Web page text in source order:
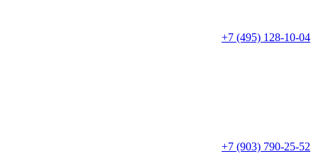
+7 (495) 128-10-04
+7 (903) 790-25-52